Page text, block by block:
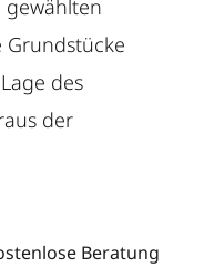
gewählten
Grundstücke
des
der
Beratung